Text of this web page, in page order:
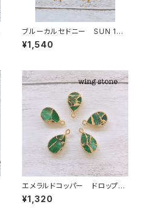
ブルーカルセドニー SUN 1カ
ン
¥1,540
エメラルドコッパー ドロップ
型 1カン
¥1,320